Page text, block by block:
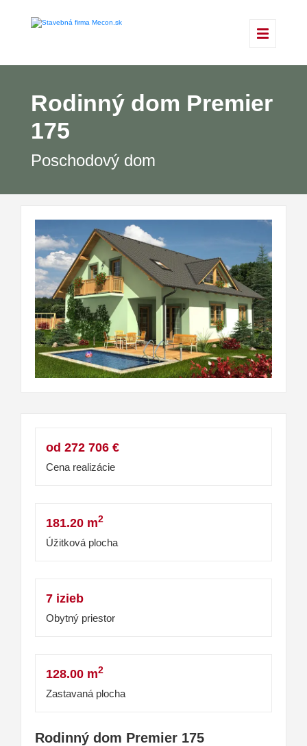
Rodinný dom Premier
175
Poschodový dom
od 272 706 €
Cena realizácie
181.20 m2
Úžitková plocha
7 izieb
Obytný priestor
128.00 m2
Zastavaná plocha
Rodinný dom Premier 175